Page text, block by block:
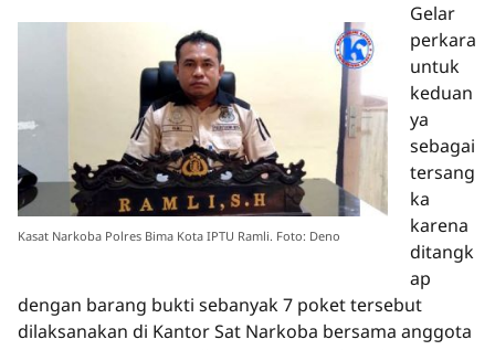
Kasat Narkoba Polres Bima Kota IPTU Ramli. Foto: Deno
Gelar
perkara
untuk
keduan
ya
sebagai
tersang
ka
karena
ditangk
ap
dengan barang bukti sebanyak 7 poket tersebut
dilaksanakan di Kantor Sat Narkoba bersama anggota